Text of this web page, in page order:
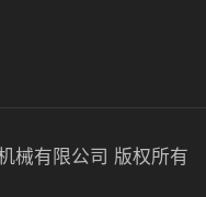
械有限公司 版权所有